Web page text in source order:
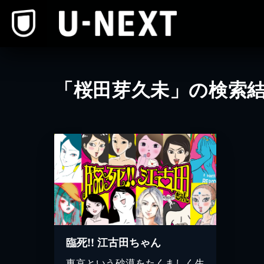
「桜田芽久未」の検索
臨死!! 江古田ちゃん